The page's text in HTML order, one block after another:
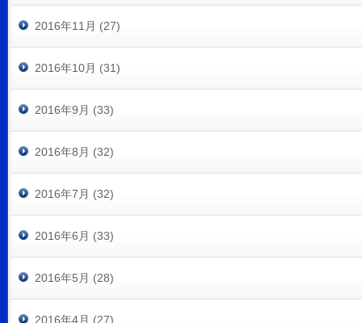
2016年11月 (27)
2016年10月 (31)
2016年9月 (33)
2016年8月 (32)
2016年7月 (32)
2016年6月 (33)
2016年5月 (28)
2016年4月 (27)